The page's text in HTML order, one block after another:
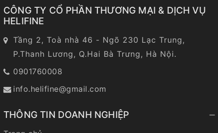
CÔNG TY CỔ PHẦN THƯƠNG MẠI & DỊCH VỤ
HELIFINE
Tầng 2, Toà nhà 46 - Ngõ 230 Lạc Trung,
P.Thanh Lương, Q.Hai Bà Trưng, Hà Nội.
0901760008
info.helifine@gmail.com
THÔNG TIN DOANH NGHIỆP